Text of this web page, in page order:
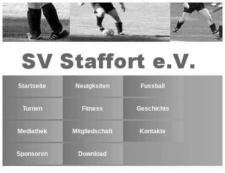
Startseite Neuigkeiten Fussball
Turnen Fitness Geschichte
Mediathek Mitgliedschaft Kontakte
Sponsoren Download